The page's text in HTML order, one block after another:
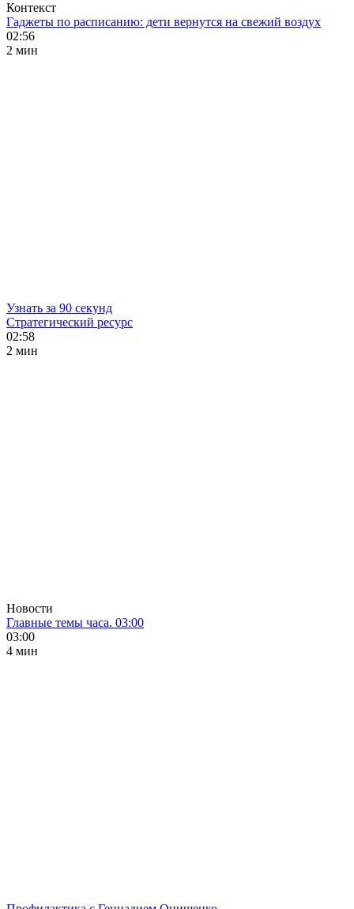
Контекст
Гаджеты по расписанию: дети вернутся на свежий воздух
02:56
2 мин
Узнать за 90 секунд
Стратегический ресурс
02:58
2 мин
Новости
Главные темы часа. 03:00
03:00
4 мин